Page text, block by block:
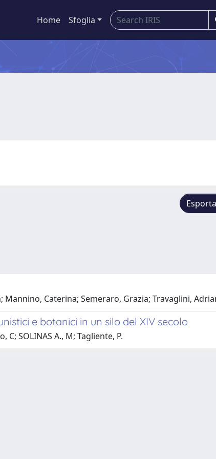
Home Sfoglia
Caterina; Semeraro, Grazia; Travaglini,
e botanici in un silo del XIV secolo
SOLINAS A., M; Tagliente, P.